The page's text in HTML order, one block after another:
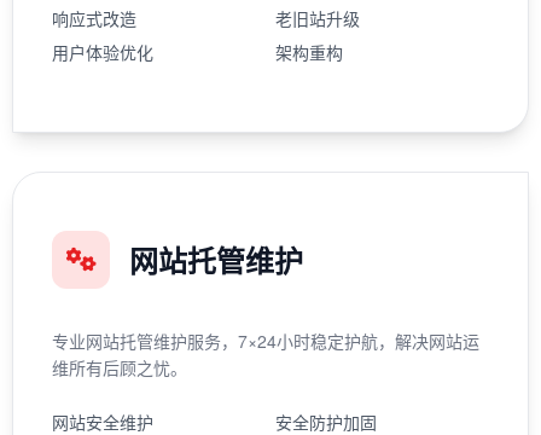
响应式改造
老旧站升级
用户体验优化
架构重构
网站托管维护
专业网站托管维护服务，7×24小时稳定护航，解决网站运
维所有后顾之忧。
网站安全维护
安全防护加固